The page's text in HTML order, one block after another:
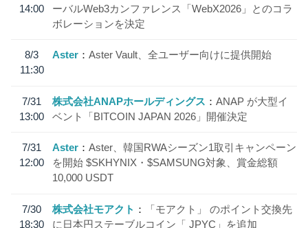
14:00
ーバルWeb3カンファレンス「WebX2026」とのコラ
ボレーションを決定
8/3
11:30
Aster Aster Vault、全ユーザー向けに提供開始
7/31
13:00
株式会社ANAPホールディングス
ANAP が大型イ
ベント「BITCOIN JAPAN 2026」開催決定
7/31
12:00
Aster
Aster、韓国RWAシーズン1取引キャンペーン
を開始 $SKHYNIX・$SAMSUNG対象、賞金総額
10,000 USDT
7/30
18:30
株式会社モアクト
「モアクト」 のポイント交換先
に日本円ステーブルコイン「 JPYC」を追加